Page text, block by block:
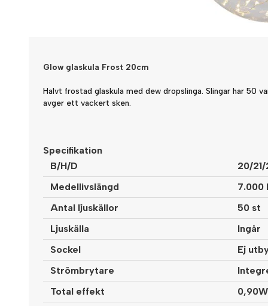
Glow glaskula Frost 20cm
Halvt frostad glaskula med dew dropslinga. Slingar har 50
avger ett vackert sken.
Specifikation
B/H/D
20/
Medellivslängd
7.000
Antal ljuskällor
50 st
Ljuskälla
Ingår
Sockel
Ej
Strömbrytare
Total effekt
0,90W